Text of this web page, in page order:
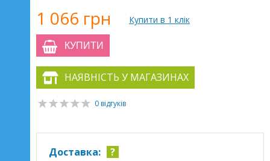
1 066 грн Купити в 1 клік
КУПИТИ
НАЯВНІСТЬ У МАГАЗИНАХ
0 відгуків
Доставка: ?